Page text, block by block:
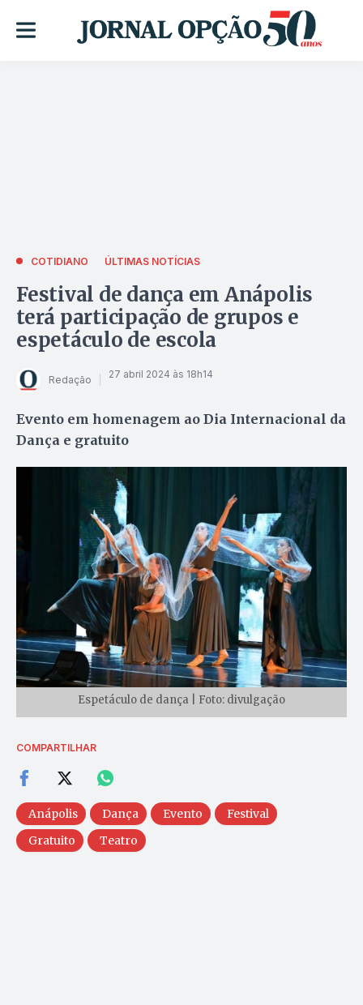
COTIDIANO ÚLTIMAS NOTÍCIAS
Festival de dança em Anápolis
terá participação de grupos e
espetáculo de escola
Redação 27 abril 2024 às 18h14
Evento em homenagem ao Dia Internacional da
Dança e gratuito
Espetáculo de dança | Foto: divulgação
COMPARTILHAR
Anápolis Dança Evento
Festival
Gratuito
Teatro